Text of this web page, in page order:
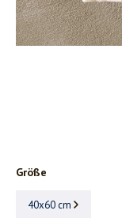
Größe
40x60 cm